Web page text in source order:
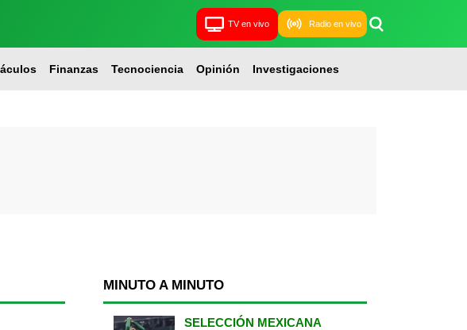
TV en vivo Radio en vivo
Finanzas Tecnociencia Opinión Investigaciones
MINUTO A MINUTO
SELECCIÓN MEXICANA